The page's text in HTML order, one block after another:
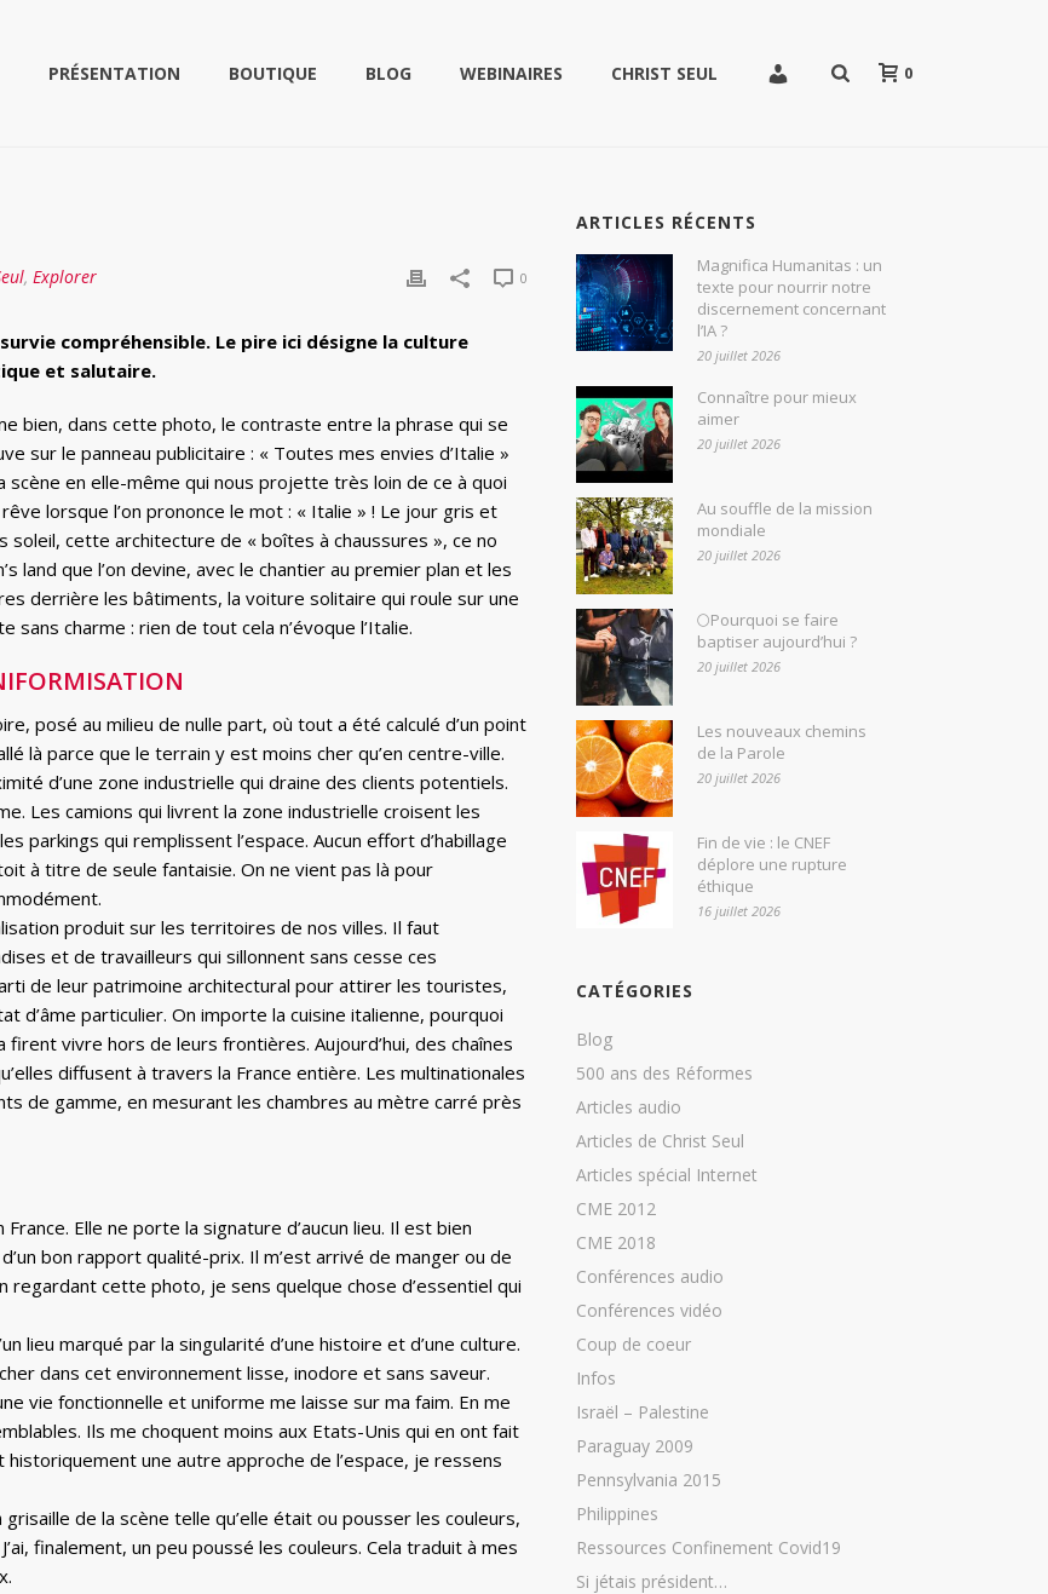
PRÉSENTATION BOUTIQUE BLOG WEBINAIRES CHRIST SEUL 0
, Explorer 0
compréhensible. Le pire ici désigne la culture
et salutaire.
bien, dans cette photo, le contraste entre la phrase qui se
sur le panneau publicitaire : « Toutes mes envies d’Italie »
scène en elle-même qui nous projette très loin de ce à quoi
rêve lorsque l’on prononce le mot : « Italie » ! Le jour gris et
soleil, cette architecture de « boîtes à chaussures », ce no
land que l’on devine, avec le chantier au premier plan et les
derrière les bâtiments, la voiture solitaire qui roule sur une
sans charme : rien de tout cela n’évoque l’Italie.
posé au milieu de nulle part, où tout a été calculé d’un point
là parce que le terrain y est moins cher qu’en centre-ville.
d’une zone industrielle qui draine des clients potentiels.
Les camions qui livrent la zone industrielle croisent les
parkings qui remplissent l’espace. Aucun effort d’habillage
à titre de seule fantaisie. On ne vient pas là pour
produit sur les territoires de nos villes. Il faut
et de travailleurs qui sillonnent sans cesse ces
de leur patrimoine architectural pour attirer les touristes,
particulier. On importe la cuisine italienne, pourquoi
vivre hors de leurs frontières. Aujourd’hui, des chaînes
diffusent à travers la France entière. Les multinationales
de gamme, en mesurant les chambres au mètre carré près
Elle ne porte la signature d’aucun lieu. Il est bien
bon rapport qualité-prix. Il m’est arrivé de manger ou de
cette photo, je sens quelque chose d’essentiel qui
lieu marqué par la singularité d’une histoire et d’une culture.
dans cet environnement lisse, inodore et sans saveur.
vie fonctionnelle et uniforme me laisse sur ma faim. En me
Ils me choquent moins aux Etats-Unis qui en ont fait
une autre approche de l’espace, je ressens
de la scène telle qu’elle était ou pousser les couleurs,
finalement, un peu poussé les couleurs. Cela traduit à mes
ARTICLES RÉCENTS
Magnifica Humanitas : un
texte pour nourrir notre
discernement concernant
l’IA ?
20 juillet 2026
Connaître pour mieux
aimer
20 juillet 2026
Au souffle de la mission
mondiale
20 juillet 2026
🌕Pourquoi se faire
baptiser aujourd’hui ?
20 juillet 2026
Les nouveaux chemins
de la Parole
20 juillet 2026
Fin de vie : le CNEF
déplore une rupture
éthique
16 juillet 2026
CATÉGORIES
Blog
500 ans des Réformes
Articles audio
Articles de Christ Seul
Articles spécial Internet
CME 2012
CME 2018
Conférences audio
Conférences vidéo
Coup de coeur
Infos
Israël – Palestine
Paraguay 2009
Pennsylvania 2015
Philippines
Ressources Confinement Covid19
Si jétais président…